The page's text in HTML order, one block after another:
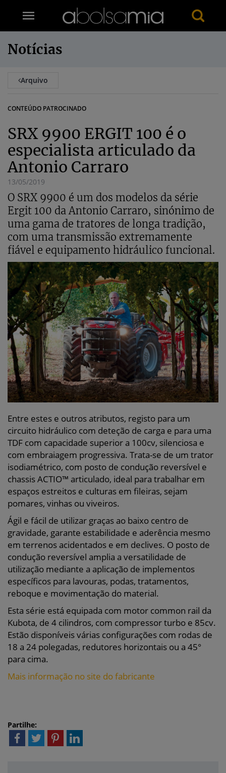
Notícias
Arquivo
CONTEÚDO PATROCINADO
SRX 9900 ERGIT 100 é o
especialista articulado da
Antonio Carraro
13/05/2019
O SRX 9900 é um dos modelos da série
Ergit 100 da Antonio Carraro, sinónimo de
uma gama de tratores de longa tradição,
com uma transmissão extremamente
fiável e equipamento hidráulico funcional.
Entre estes e outros atributos, registo para um
circuito hidráulico com deteção de carga e para uma
TDF com capacidade superior a 100cv, silenciosa e
com embraiagem progressiva. Trata-se de um trator
isodiamétrico, com posto de condução reversível e
chassis ACTIO™ articulado, ideal para trabalhar em
espaços estreitos e culturas em fileiras, sejam
pomares, vinhas ou viveiros.
Ágil e fácil de utilizar graças ao baixo centro de
gravidade, garante estabilidade e aderência mesmo
em terrenos acidentados e em declives. O posto de
condução reversível amplia a versatilidade de
utilização mediante a aplicação de implementos
específicos para lavouras, podas, tratamentos,
reboque e movimentação do material.
Esta série está equipada com motor common rail da
Kubota, de 4 cilindros, com compressor turbo e 85cv.
Estão disponíveis várias configurações com rodas de
18 a 24 polegadas, redutores horizontais ou a 45°
para cima.
Mais informação no site do fabricante
Partilhe: